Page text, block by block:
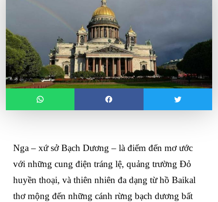
Nga – xứ sở Bạch Dương – là điểm đến mơ ước
với những cung điện tráng lệ, quảng trường Đỏ
huyền thoại, và thiên nhiên đa dạng từ hồ Baikal
thơ mộng đến những cánh rừng bạch dương bất